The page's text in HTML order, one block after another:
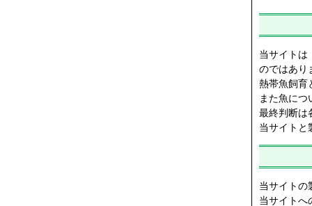
当サイトは
のではあり
熱帯魚飼育
また魚につ
最終判断は
当サイトと
当サイトの
当サイトへ